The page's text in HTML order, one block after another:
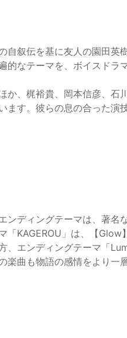
自叙伝を基に友人の園田
的なテーマを、ボイスドラ
か、梶裕貴、岡本信彦、石
ます。彼らの息の合った演
ンディングテーマは、著名
「KAGEROU」は、【
、エンディングテーマ「
曲も物語の感情をより一